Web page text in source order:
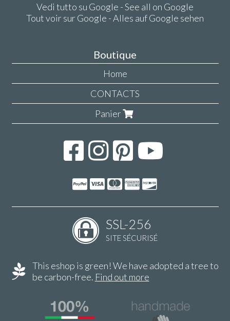
Vedi tutto su Google - See all on Google
Tout voir sur Google - Alles auf Google sehen
Boutique
Home
CONTACTS
Panier
SSL-256
SITE SÉCURISÉ
This eshop is green! We have adopted a tree to
be carbon-free. Find out more